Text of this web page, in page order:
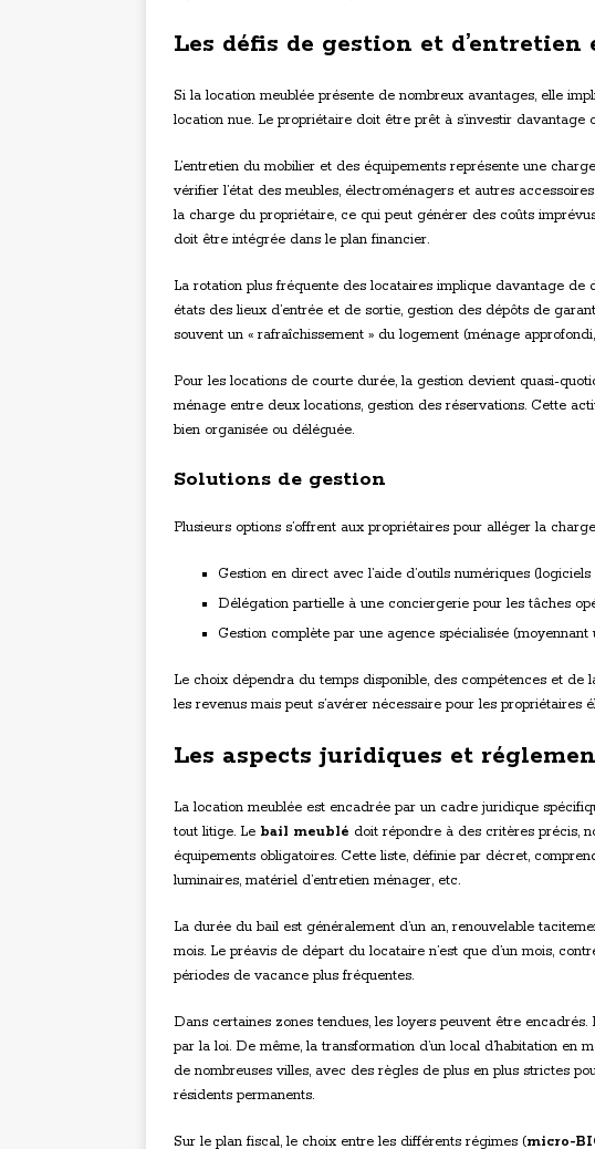
Les défis de gestion et
Si la location meublée présente de nombreux avantages, elle
location nue. Le propriétaire doit être prêt à s’investir
L’entretien du mobilier et des équipements représente une
vérifier l’état des meubles, électroménagers et autres
la charge du propriétaire, ce qui peut générer des coûts
doit être intégrée dans le plan financier.
La rotation plus fréquente des locataires implique davantage de
états des lieux d’entrée et de sortie, gestion des dépôts de
souvent un « rafraîchissement » du logement (ménage
Pour les locations de courte durée, la gestion devient quasi-
ménage entre deux locations, gestion des réservations. Cette
bien organisée ou déléguée.
Solutions de gestion
Plusieurs options s’offrent aux propriétaires pour alléger la
Gestion en direct avec l’aide d’outils numériques
Délégation partielle à une conciergerie pour les tâches
Gestion complète par une agence spécialisée
Le choix dépendra du temps disponible, des compétences et de
les revenus mais peut s’avérer nécessaire pour les propriétaires
Les aspects juridiques et
La location meublée est encadrée par un cadre juridique
tout litige. Le bail meublé doit répondre à des critères précis,
équipements obligatoires. Cette liste, définie par décret,
luminaires, matériel d’entretien ménager, etc.
La durée du bail est généralement d’un an, renouvelable
mois. Le préavis de départ du locataire n’est que d’un mois,
périodes de vacance plus fréquentes.
Dans certaines zones tendues, les loyers peuvent être
par la loi. De même, la transformation d’un local d’habitation en
de nombreuses villes, avec des règles de plus en plus strictes
résidents permanents.
Sur le plan fiscal, le choix entre les différents régimes (micro-